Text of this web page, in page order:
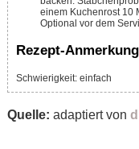
einem Kuchenrost 10
Optional vor dem
Rezept-
Schwierigkeit: einfach
Quelle: adaptiert von